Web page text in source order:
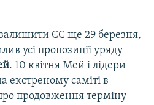
ЄС ще 29 березня,
усі пропозиції уряду
. 10 квітня Мей і лідери
екстреному саміті в
продовження терміну